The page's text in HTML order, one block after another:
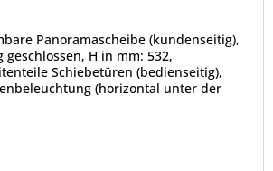
Panoramascheibe (kundenseitig),
H in mm: 532,
Schiebetüren (bedienseitig),
(horizontal unter der
im Rundrohr nach unten...